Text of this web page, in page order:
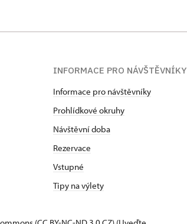
INFORMACE PRO NÁVŠTĚVNÍKY
Informace pro návštěvníky
Prohlídkové okruhy
Návštěvní doba
Rezervace
Vstupné
Tipy na výlety